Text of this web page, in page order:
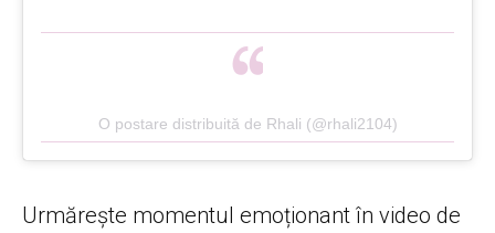
O postare distribuită de Rhali (@rhali2104)
Urmărește momentul emoționant în video de